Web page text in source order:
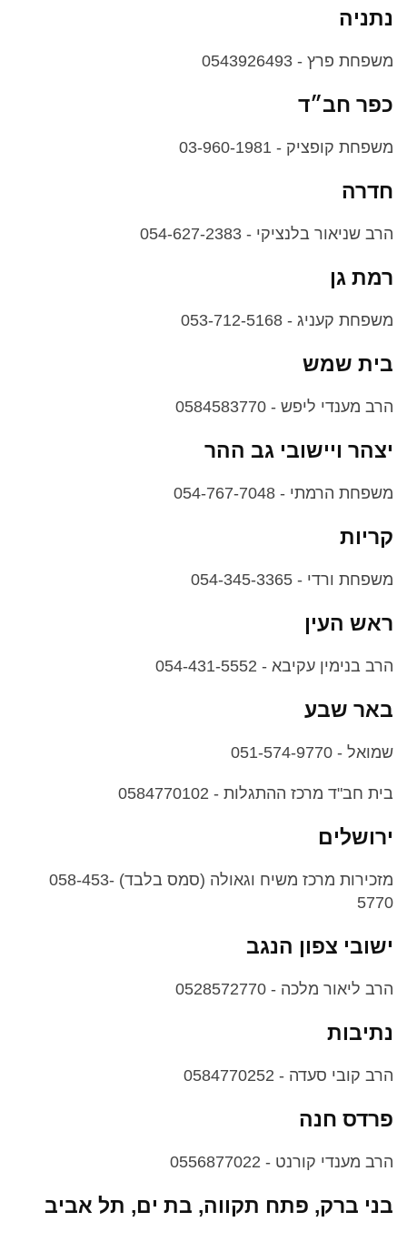
נתניה
משפחת פרץ - 0543926493
כפר חב״ד
משפחת קופציק - 03-960-1981
חדרה
הרב שניאור בלנציקי - 054-627-2383
רמת גן
משפחת קעניג - 053-712-5168
בית שמש
הרב מענדי ליפש - 0584583770
יצהר ויישובי גב ההר
משפחת הרמתי - 054-767-7048
קריות
משפחת ורדי - 054-345-3365
ראש העין
הרב בנימין עקיבא - 054-431-5552
באר שבע
שמואל - 051-574-9770
בית חב"ד מרכז ההתגלות - 0584770102
ירושלים
מזכירות מרכז משיח וגאולה (סמס בלבד) 058-453-
5770
ישובי צפון הנגב
הרב ליאור מלכה - 0528572770
נתיבות
הרב קובי סעדה - 0584770252
פרדס חנה
הרב מענדי קורנט - 0556877022
בני ברק, פתח תקווה, בת ים, תל אביב